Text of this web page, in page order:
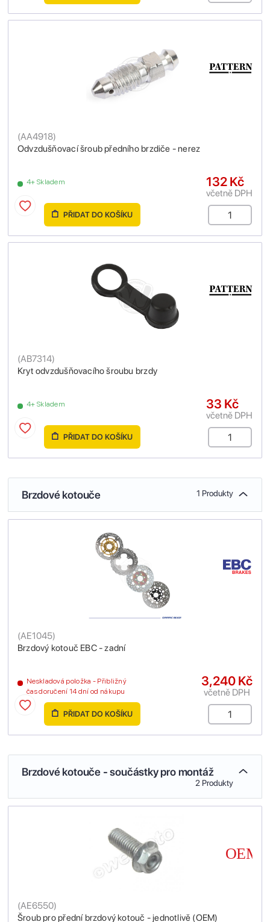
Odvzdušňovací šroub předního brzdiče - nerez
(AA4918)
4+ Skladem 132 Kč
včetně DPH
PŘIDAT DO KOŠÍKU
Kryt odvzdušňovacího šroubu brzdy
(AB7314)
4+ Skladem 33 Kč
včetně DPH
PŘIDAT DO KOŠÍKU
Brzdové kotouče 1 Produkty
Brzdový kotouč EBC - zadní
(AE1045)
Neskladová položka - Přibližný
čas doručení 14 dní od nákupu
3,240 Kč
včetně DPH
PŘIDAT DO KOŠÍKU
Brzdové kotouče - součástky pro montáž
2 Produkty
Šroub pro přední brzdový kotouč - jednotlivě (OEM)
(AE6550)